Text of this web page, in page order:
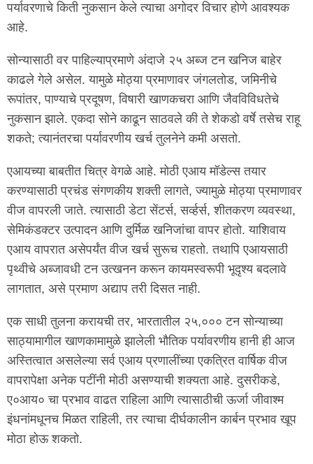
पर्यावरणाचे किती नुकसान केले त्याचा अगोदर विचार होणे आवश्यक
आहे.
सोन्यासाठी वर पाहिल्याप्रमाणे अंदाजे २५ अब्ज टन खनिज बाहेर
काढले गेले असेल. यामुळे मोठ्या प्रमाणावर जंगलतोड, जमिनीचे
रूपांतर, पाण्याचे प्रदूषण, विषारी खाणकचरा आणि जैवविविधतेचे
नुकसान झाले. एकदा सोने काढून साठवले की ते शेकडो वर्षे तसेच राहू
शकते; त्यानंतरचा पर्यावरणीय खर्च तुलनेने कमी असतो.
एआयच्या बाबतीत चित्र वेगळे आहे. मोठी एआय मॉडेल्स तयार
करण्यासाठी प्रचंड संगणकीय शक्ती लागते, ज्यामुळे मोठ्या प्रमाणावर
वीज वापरली जाते. त्यासाठी डेटा सेंटर्स, सर्व्हर्स, शीतकरण व्यवस्था,
सेमिकंडक्टर उत्पादन आणि दुर्मिळ खनिजांचा वापर होतो. याशिवाय
एआय वापरात असेपर्यंत वीज खर्च सुरूच राहतो. तथापि एआयसाठी
पृथ्वीचे अब्जावधी टन उत्खनन करून कायमस्वरूपी भूदृश्य बदलावे
लागतात, असे प्रमाण अद्याप तरी दिसत नाही.
एक साधी तुलना करायची तर, भारतातील २५,००० टन सोन्याच्या
साठ्यामागील खाणकामामुळे झालेली भौतिक पर्यावरणीय हानी ही आज
अस्तित्वात असलेल्या सर्व एआय प्रणालींच्या एकत्रित वार्षिक वीज
वापरापेक्षा अनेक पटींनी मोठी असण्याची शक्यता आहे. दुसरीकडे,
ए०आय० चा प्रभाव वाढत राहिला आणि त्यासाठीची ऊर्जा जीवाश्म
इंधनांमधूनच मिळत राहिली, तर त्याचा दीर्घकालीन कार्बन प्रभाव खूप
मोठा होऊ शकतो.